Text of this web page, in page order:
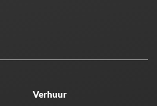
Verhuur